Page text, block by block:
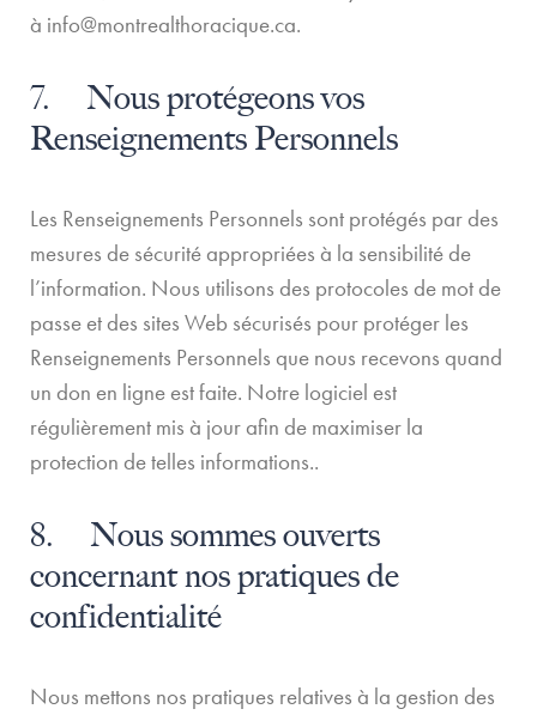
à info@montrealthoracique.ca.
7. Nous protégeons vos
Renseignements Personnels
Les Renseignements Personnels sont protégés par des
mesures de sécurité appropriées à la sensibilité de
l’information. Nous utilisons des protocoles de mot de
passe et des sites Web sécurisés pour protéger les
Renseignements Personnels que nous recevons quand
un don en ligne est faite. Notre logiciel est
régulièrement mis à jour afin de maximiser la
protection de telles informations..
8. Nous sommes ouverts
concernant nos pratiques de
confidentialité
Nous mettons nos pratiques relatives à la gestion des